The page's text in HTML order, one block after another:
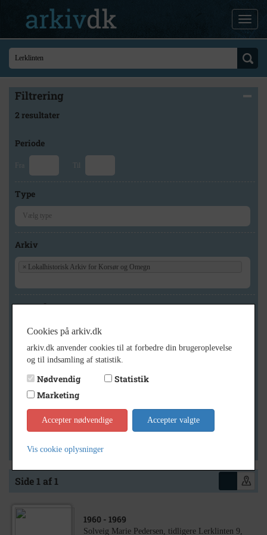
Filtrering
2 resultater
Periode
Fra Til
Type
Arkiv
× Lokalhistorisk Arkiv for Korsør og Omegn
Geografi
Generelt
Vis kun med billeder
Vis kun med filmklip
Vis kun med lydklip
Vis kun med geo-tag
Side 1 af 1
1960 - 1969
Solveig Marie Pedersen, tidligere Lerklinten 9,
Cookies på arkiv.dk
arkiv.dk anvender cookies til at forbedre din brugeroplevelse
og til indsamling af statistik.
Nødvendig
Statistik
Marketing
Accepter nødvendige Accepter valgte
Vis cookie oplysninger